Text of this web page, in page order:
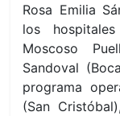
Rosa Emilia
los
Moscoso
Sandoval
programa
(San